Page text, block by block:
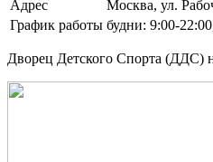
Адрес
Москва, ул.
График работы будни: 9:00-
Дворец Детского Спорта (ДДС)